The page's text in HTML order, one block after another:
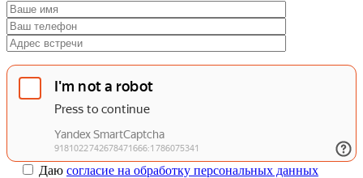
Даю согласие на обработку персональных данных